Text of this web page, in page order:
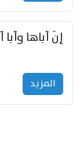
إنّ أباها
المزید